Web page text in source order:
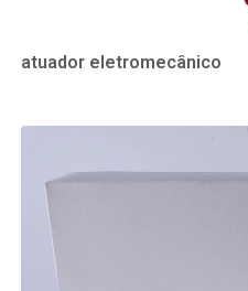
atuador eletromecânico